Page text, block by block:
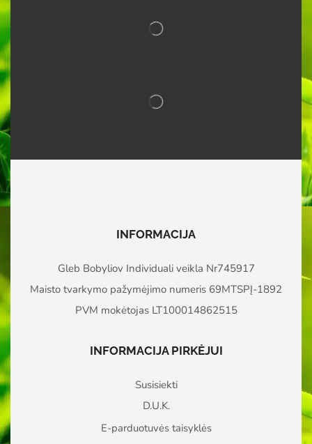
INFORMACIJA
Gleb Bobyliov Individuali veikla Nr745917
Maisto tvarkymo pažymėjimo numeris 69MTSPĮ-1892
PVM mokėtojas LT100014862515
INFORMACIJA PIRKĖJUI
Susisiekti
D.U.K.
E-parduotuvės taisyklės